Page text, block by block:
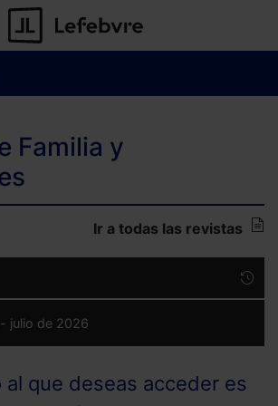
Familia y
Ir a todas las revistas
- julio de 2026
al que deseas acceder es